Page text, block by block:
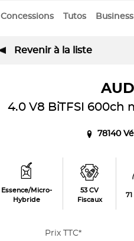
Concessions Tutos
Revenir à la liste
4.0 V8 BiTFSI
78140
Essence/Micro-
Hybride
53 CV
Fiscaux
Prix TTC*